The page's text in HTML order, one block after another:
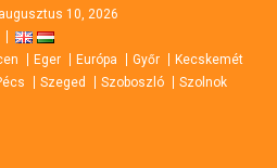
10, 2026
Eger Európa Győr
Kecskemét
Szeged Szoboszló Szolnok